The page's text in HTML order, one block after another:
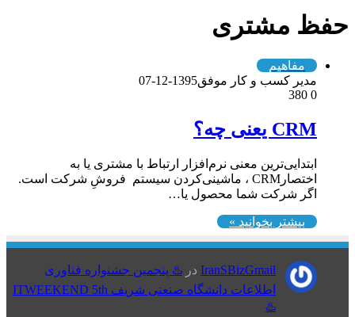
حفظ مشتری
مفاهیم
مدیر کسب و کار موفق1395-12-07
0
CRM یعنی چه؟
ابتدایی‌ترین معنی نرم‌افزار ارتباط با مشتری یا به
اختصارCRM ، ماشینی‌کردن سیستم فروشِ شرکت است.
اگر شرکت شما محصول یا…
بیشتر بخوانید »
IranSBizGmail در ♨️ پنجمین جشنواره فناوری
اطلاعات دانشگاه صنعتی شریف ITWEEKEND 5th
♨️